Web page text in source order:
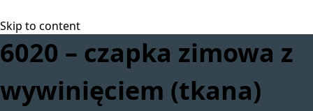
Skip to content
6020 – czapka zimowa z
wywinięciem (tkana)